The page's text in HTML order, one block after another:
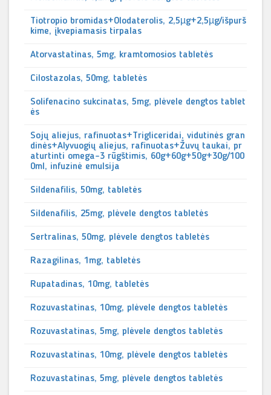
Tiotropio bromidas+Olodaterolis, 2,5µg+2,5µg/išpurš
kime, įkvepiamasis tirpalas
Atorvastatinas, 5mg, kramtomosios tabletės
Cilostazolas, 50mg, tabletės
Solifenacino sukcinatas, 5mg, plėvele dengtos tablet
ės
Sojų aliejus, rafinuotas+Trigliceridai, vidutinės gran
dinės+Alyvuogių aliejus, rafinuotas+Žuvų taukai, pr
aturtinti omega-3 rūgštimis, 60g+60g+50g+30g/100
0ml, infuzinė emulsija
Sildenafilis, 50mg, tabletės
Sildenafilis, 25mg, plėvele dengtos tabletės
Sertralinas, 50mg, plėvele dengtos tabletės
Razagilinas, 1mg, tabletės
Rupatadinas, 10mg, tabletės
Rozuvastatinas, 10mg, plėvele dengtos tabletės
Rozuvastatinas, 5mg, plėvele dengtos tabletės
Rozuvastatinas, 10mg, plėvele dengtos tabletės
Rozuvastatinas, 5mg, plėvele dengtos tabletės